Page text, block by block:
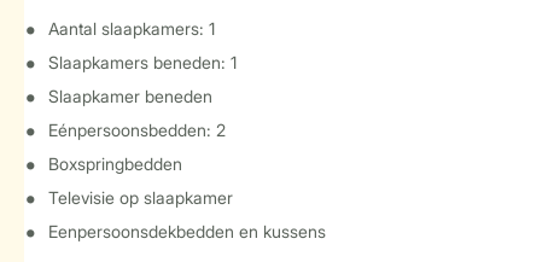
Aantal slaapkamers: 1
Slaapkamers beneden: 1
Slaapkamer beneden
Eénpersoonsbedden: 2
Boxspringbedden
Televisie op slaapkamer
Eenpersoonsdekbedden en kussens